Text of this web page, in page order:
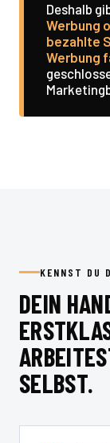
Deshalb
Werbung
bezahlte
Werbung
KENNST DU
DEIN
SELBST.